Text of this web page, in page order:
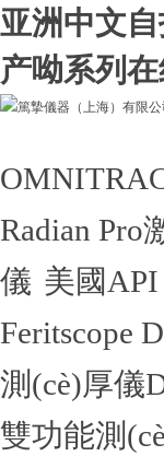
亚洲中文
产呦系列
Radian Pro
儀 美國
Feritscope
測(cè)厚儀
雙功能測